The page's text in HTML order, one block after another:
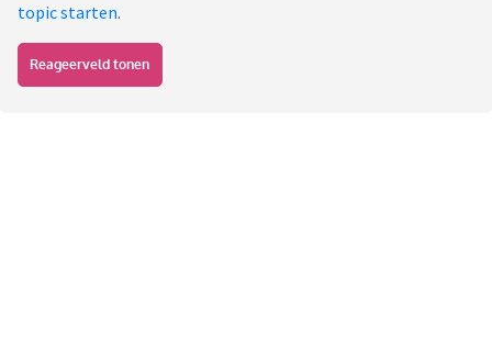
topic starten.
Reageerveld tonen